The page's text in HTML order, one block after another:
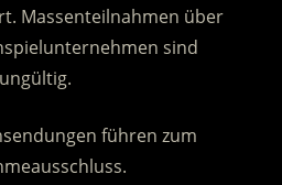
Massenteilnahmen über
sind
ungültig.
führen zum